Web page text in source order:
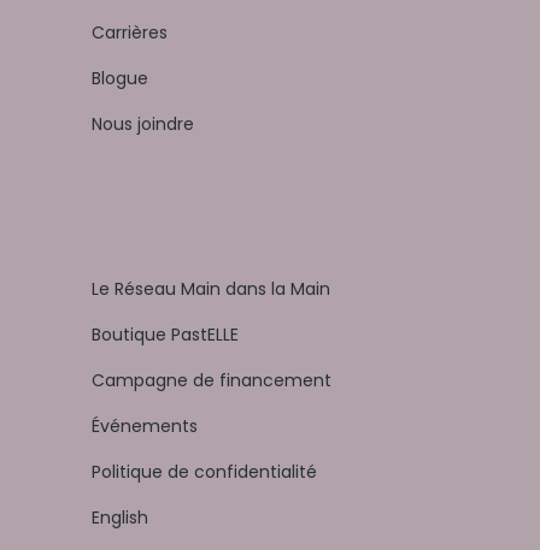
Carrières
Blogue
Nous joindre
Le Réseau Main dans la Main
Boutique PastELLE
Campagne de financement
Événements
Politique de confidentialité
English